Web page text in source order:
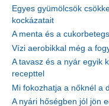
Egyes gyümölcsök
kockázatait
A menta és a
Vízi aerobikkal még a
A tavasz és a nyár egyik
recepttel
Mi fokozhatja a nőknél a
A nyári hőségben jól jön